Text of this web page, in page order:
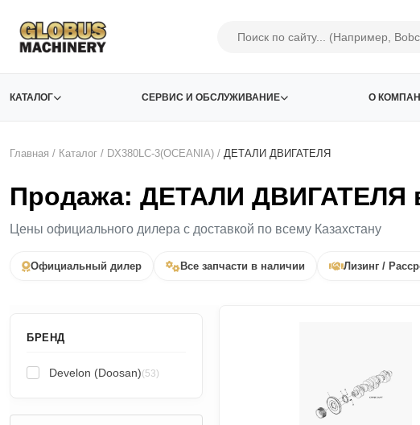
КАТАЛОГ СЕРВИС И ОБСЛУЖИВАНИЕ О
Главная / Каталог / DX380LC-3(OCEANIA) / ДЕТАЛИ ДВИГАТЕЛЯ
Продажа: ДЕТАЛИ ДВИГАТЕЛЯ
Цены официального дилера с доставкой по всему Казахстану
Официальный дилер Все запчасти в наличии Лизинг /
БРЕНД
Develon (Doosan)(53)